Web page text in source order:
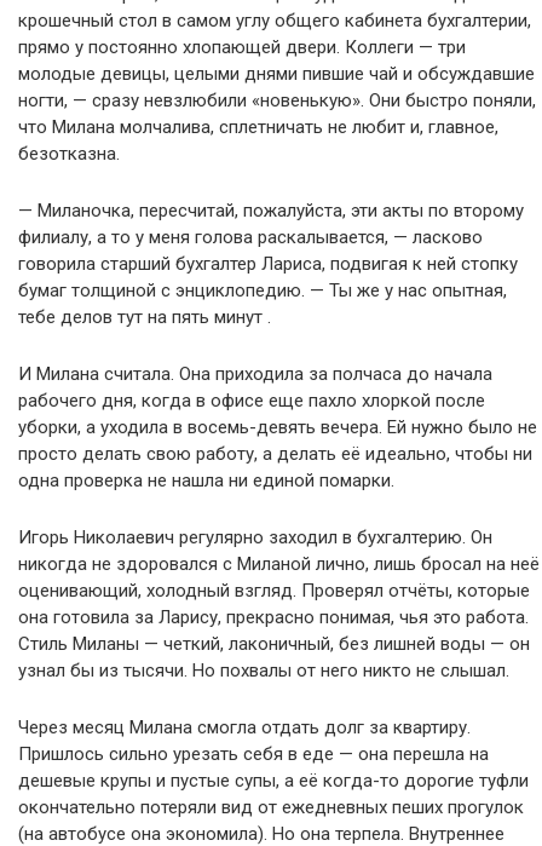
крошечный стол в самом углу общего кабинета бухгалтерии,
прямо у постоянно хлопающей двери. Коллеги — три
молодые девицы, целыми днями пившие чай и обсуждавшие
ногти, — сразу невзлюбили «новенькую». Они быстро поняли,
что Милана молчалива, сплетничать не любит и, главное,
безотказна.
— Миланочка, пересчитай, пожалуйста, эти акты по второму
филиалу, а то у меня голова раскалывается, — ласково
говорила старший бухгалтер Лариса, подвигая к ней стопку
бумаг толщиной с энциклопедию. — Ты же у нас опытная,
тебе делов тут на пять минут .
И Милана считала. Она приходила за полчаса до начала
рабочего дня, когда в офисе еще пахло хлоркой после
уборки, а уходила в восемь-девять вечера. Ей нужно было не
просто делать свою работу, а делать её идеально, чтобы ни
одна проверка не нашла ни единой помарки.
Игорь Николаевич регулярно заходил в бухгалтерию. Он
никогда не здоровался с Миланой лично, лишь бросал на неё
оценивающий, холодный взгляд. Проверял отчёты, которые
она готовила за Ларису, прекрасно понимая, чья это работа.
Стиль Миланы — четкий, лаконичный, без лишней воды — он
узнал бы из тысячи. Но похвалы от него никто не слышал.
Через месяц Милана смогла отдать долг за квартиру.
Пришлось сильно урезать себя в еде — она перешла на
дешевые крупы и пустые супы, а её когда-то дорогие туфли
окончательно потеряли вид от ежедневных пеших прогулок
(на автобусе она экономила). Но она терпела. Внутреннее